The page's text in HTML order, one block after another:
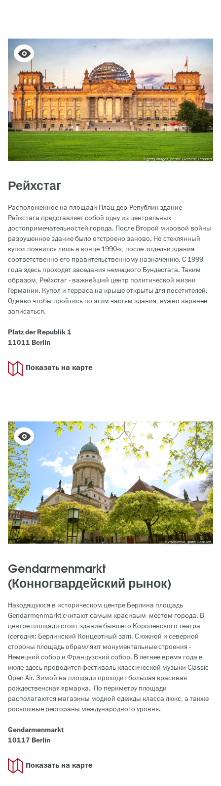
getty images, photo: Clement Leonard
Рейхстаг
Расположенное на площади Плац-дер-Републик здание
Рейхстага представляет собой одну из центральных
достопримечательностей города. После Второй мировой войны
разрушенное здание было отстроено заново. Но стеклянный
купол появился лишь в конце 1990-х, после отделки здания
соответственно его правительственному назначению. С 1999
года здесь проходят заседания немецкого Бундестага. Таким
образом, Рейхстаг - важнейший центр политической жизни
Германии. Купол и терраса на крыше открыты для посетителей.
Однако чтобы пройтись по этим частям здания, нужно заранее
записаться.
Platz der Republik 1
11011 Berlin
Показать на карте
visitBerlin, фото: Schuleit
Gendarmenmarkt
(Конногвардейский рынок)
Находящуюся в историческом центре Берлина площадь
Gendarmenmarkt считают самым красивым местом города. В
центре площади стоит здание бывшего Королевского театра
(сегодня: Берлинский Концертный зал). С южной и северной
стороны площадь обрамляют монументальные строения -
Немецкий собор и Французский собор. В летнее время года в
июле здесь проводится фестиваль классической музыки Classic
Open Air. Зимой на площади проходит большая красивая
рождественская ярмарка. По периметру площади
располагаются магазины модной одежды класса люкс, а также
роскошные рестораны международного уровня.
Gendarmenmarkt
10117 Berlin
Показать на карте